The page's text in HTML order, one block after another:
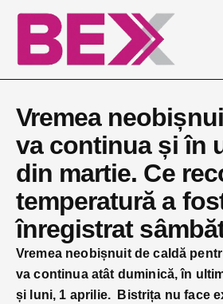
Vremea
va continua și în
din martie. Ce
temperatură a
înregistrat
Vremea neobișnuit de caldă
va continua atât duminică, în
și luni, 1 aprilie. Bistrița nu face